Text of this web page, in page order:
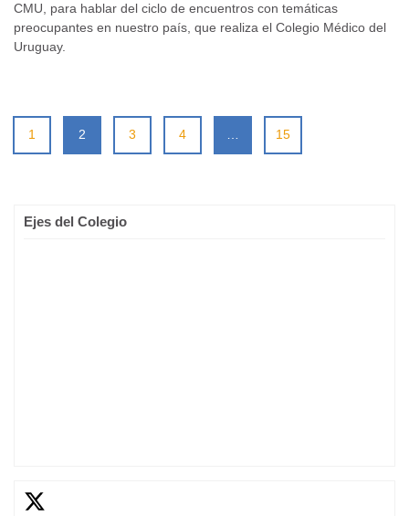
CMU, para hablar del ciclo de encuentros con temáticas
preocupantes en nuestro país, que realiza el Colegio Médico del
Uruguay.
1 2 3 4 15
Ejes del Colegio